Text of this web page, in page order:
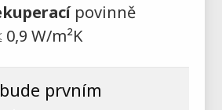
povinně
W/m²K
prvním